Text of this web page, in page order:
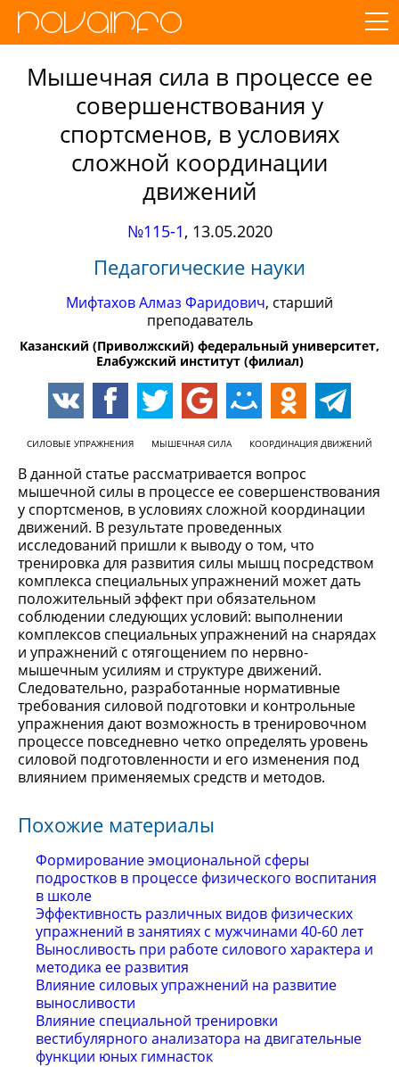
Мышечная сила в процессе ее
совершенствования у
спортсменов, в условиях
сложной координации
движений
№115-1, 13.05.2020
Педагогические науки
Мифтахов Алмаз Фаридович, старший
преподаватель
Казанский (Приволжский) федеральный университет,
Елабужский институт (филиал)
СИЛОВЫЕ УПРАЖНЕНИЯ МЫШЕЧНАЯ СИЛА КООРДИНАЦИЯ ДВИЖЕНИЙ
В данной статье рассматривается вопрос
мышечной силы в процессе ее совершенствования
у спортсменов, в условиях сложной координации
движений. В результате проведенных
исследований пришли к выводу о том, что
тренировка для развития силы мышц посредством
комплекса специальных упражнений может дать
положительный эффект при обязательном
соблюдении следующих условий: выполнении
комплексов специальных упражнений на снарядах
и упражнений с отягощением по нервно-
мышечным усилиям и структуре движений.
Следовательно, разработанные нормативные
требования силовой подготовки и контрольные
упражнения дают возможность в тренировочном
процессе повседневно четко определять уровень
силовой подготовленности и его изменения под
влиянием применяемых средств и методов.
Похожие материалы
Формирование эмоциональной сферы
подростков в процессе физического воспитания
в школе
Эффективность различных видов физических
упражнений в занятиях с мужчинами 40-60 лет
Выносливость при работе силового характера и
методика ее развития
Влияние силовых упражнений на развитие
выносливости
Влияние специальной тренировки
вестибулярного анализатора на двигательные
функции юных гимнасток